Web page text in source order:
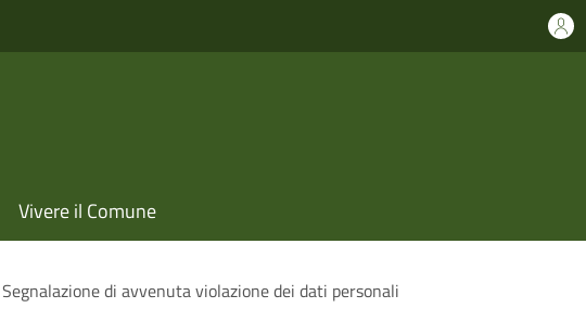
Vivere il Comune
Segnalazione di avvenuta violazione dei dati personali